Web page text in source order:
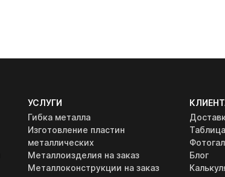
УСЛУГИ
Гибка металла
Изготовление пластин
металлических
Металлоизделия на заказ
Металлоконструкции на заказ
Блог